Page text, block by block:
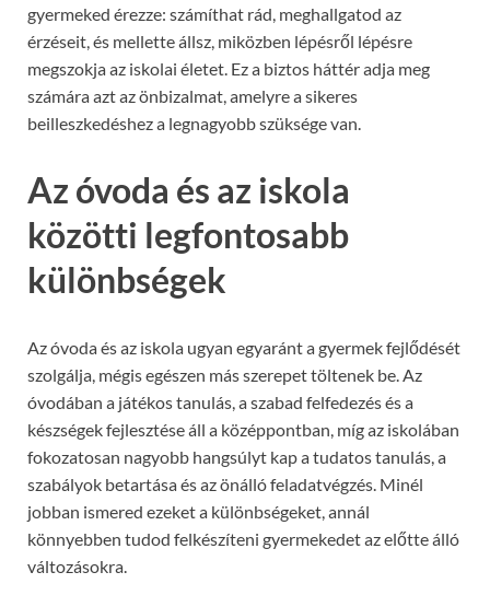
gyermeked érezze: számíthat rád, meghallgatod az
érzéseit, és mellette állsz, miközben lépésről lépésre
megszokja az iskolai életet. Ez a biztos háttér adja meg
számára azt az önbizalmat, amelyre a sikeres
beilleszkedéshez a legnagyobb szüksége van.
Az óvoda és az iskola
közötti legfontosabb
különbségek
Az óvoda és az iskola ugyan egyaránt a gyermek fejlődését
szolgálja, mégis egészen más szerepet töltenek be. Az
óvodában a játékos tanulás, a szabad felfedezés és a
készségek fejlesztése áll a középpontban, míg az iskolában
fokozatosan nagyobb hangsúlyt kap a tudatos tanulás, a
szabályok betartása és az önálló feladatvégzés. Minél
jobban ismered ezeket a különbségeket, annál
könnyebben tudod felkészíteni gyermekedet az előtte álló
változásokra.